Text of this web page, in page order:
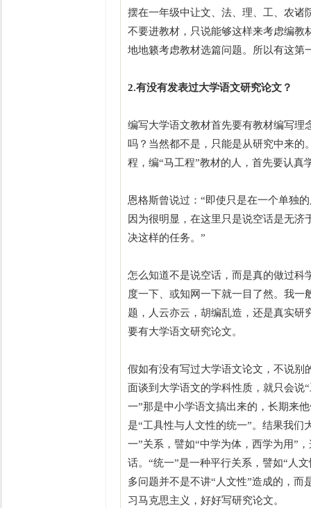
摆在一年级中让文、法、理、工、农诸
不要进教材，只说能够这样来考虑编教
地地籁考虑教材选篇问题。所以有这第
2.有没有发表过大学语文研究论文？
编写大学语文教材首先要有教材编写理
吗？当然都不是，只能是从研究中来的
程，编“马工程”教材的人，首先要认真
恩格斯曾说过：“即使只是在一个单独
因为很明显，在这里只是说空话是无
决这样的任务。”
怎么知道不是说空话，而是真的做过科
度一下、或知网一下就一目了然。我一
题，人云亦云，胡编乱造，还是真实
要有大学语文研究论文。
假如有没有写过大学语文论文，不说别
面谈到大学语文的学科性质，就只会说
一”那是中小学语文搞出来的，长期来
是“工具性与人文性的统一”。结果我们
一”关系，譬如“中学为体，西学为用”
话。“统一”是一种平行关系，譬如“人
多问题并不是不讲“人文性”造成的，
习马克思主义，好好写研究论文。